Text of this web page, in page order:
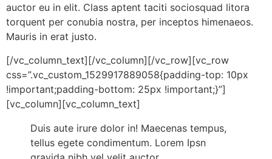
auctor eu in elit. Class aptent taciti sociosquad litora
torquent per conubia nostra, per inceptos himenaeos.
Mauris in erat justo.
[/vc_column_text][/vc_column][/vc_row][vc_row
css=”.vc_custom_1529917889058{padding-top: 10px
!important;padding-bottom: 25px !important;}”]
[vc_column][vc_column_text]
Duis aute irure dolor in! Maecenas tempus,
tellus egete condimentum. Lorem Ipsn